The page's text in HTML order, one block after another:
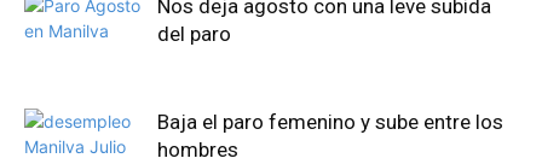
Nos deja agosto con una leve subida
del paro
Baja el paro femenino y sube entre los
hombres